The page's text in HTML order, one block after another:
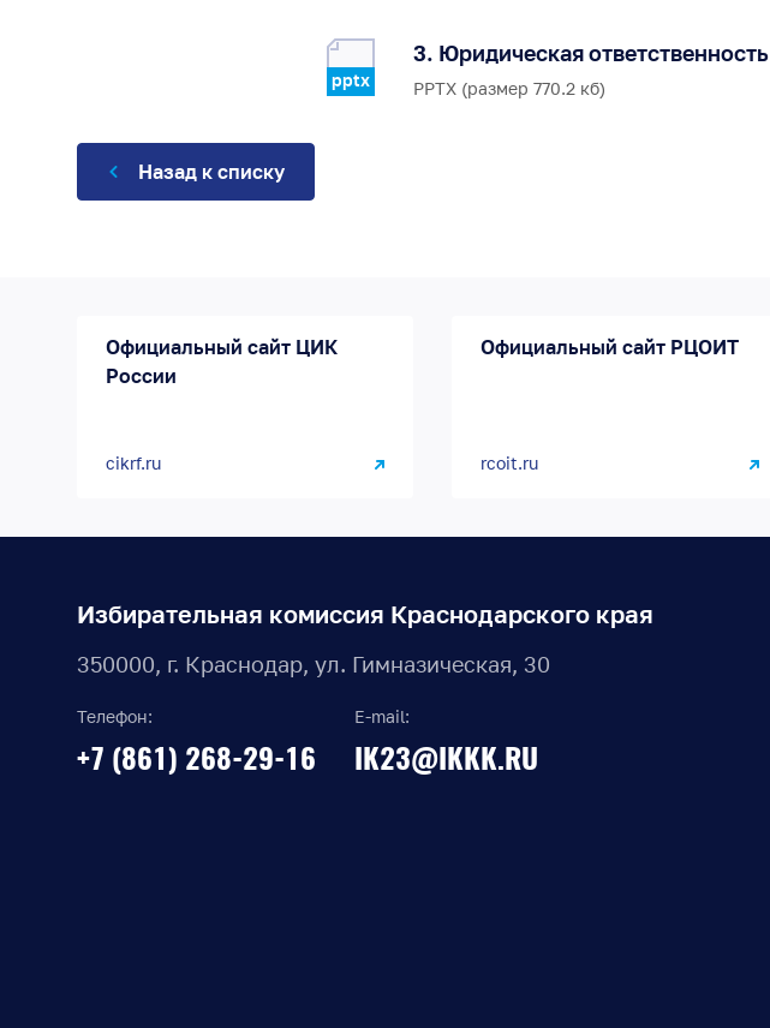
pptx
3. Юридическая ответственность
PPTX (размер 770.2 кб)
Назад к списку
Официальный сайт ЦИК
России
cikrf.ru
Официальный сайт РЦОИТ
rcoit.ru
Избирательная комиссия Краснодарского края
350000, г. Краснодар, ул. Гимназическая, 30
Телефон:
+7 (861) 268-29-16
E-mail:
IK23@IKKK.RU